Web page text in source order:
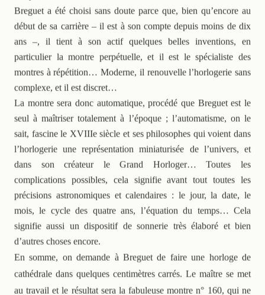
Breguet a été choisi sans doute parce que, bien qu’encore au
début de sa carrière – il est à son compte depuis moins de dix
ans –, il tient à son actif quelques belles inventions, en
particulier la montre perpétuelle, et il est le spécialiste des
montres à répétition… Moderne, il renouvelle l’horlogerie sans
complexe, et il est discret…
La montre sera donc automatique, procédé que Breguet est le
seul à maîtriser totalement à l’époque ; l’automatisme, on le
sait, fascine le XVIIIe siècle et ses philosophes qui voient dans
l’horlogerie une représentation miniaturisée de l’univers, et
dans son créateur le Grand Horloger… Toutes les
complications possibles, cela signifie avant tout toutes les
précisions astronomiques et calendaires : le jour, la date, le
mois, le cycle des quatre ans, l’équation du temps… Cela
signifie aussi un dispositif de sonnerie très élaboré et bien
d’autres choses encore.
En somme, on demande à Breguet de faire une horloge de
cathédrale dans quelques centimètres carrés. Le maître se met
au travail et le résultat sera la fabuleuse montre n° 160, qui ne